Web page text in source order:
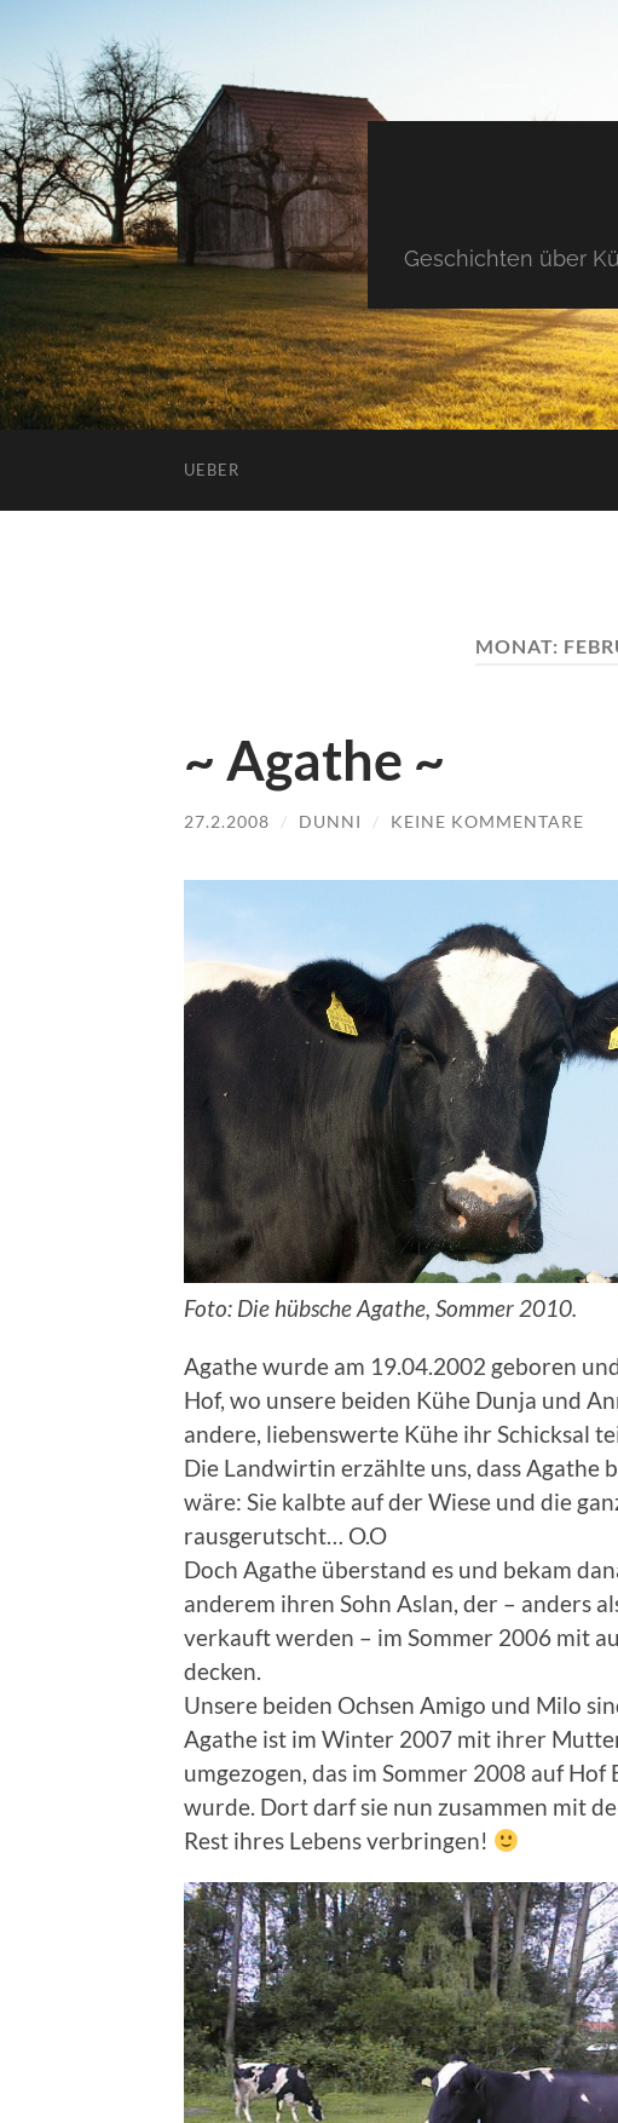
Geschichten über
UEBER
MONAT:
~ Agathe ~
27.2.2008 / DUNNI / KEINE KOMMENTARE
Foto: Die hübsche Agathe, Sommer 2010.
Agathe wurde am 19.04.2002 geboren
Hof, wo unsere beiden Kühe Dunja und
andere, liebenswerte Kühe ihr Schicksal
Die Landwirtin erzählte uns, dass Agathe
wäre: Sie kalbte auf der Wiese und die
rausgerutscht… O.O
Doch Agathe überstand es und bekam
anderem ihren Sohn Aslan, der – anders
verkauft werden – im Sommer 2006 mit
decken.
Unsere beiden Ochsen Amigo und Milo
Agathe ist im Winter 2007 mit ihrer
umgezogen, das im Sommer 2008 auf
wurde. Dort darf sie nun zusammen mit
Rest ihres Lebens verbringen!